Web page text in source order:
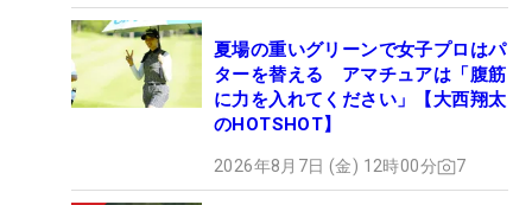
夏場の重いグリーンで女子プロはパ
ターを替える アマチュアは「腹筋
に力を入れてください」【大西翔太
のHOTSHOT】
2026年8月7日 (金) 12時00分 7